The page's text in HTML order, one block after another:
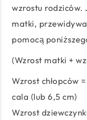
wzrostu rodziców.
matki,
pomocą
(Wzrost matki +
Wzrost chłopców
cala (lub 6,5 cm)
Wzrost